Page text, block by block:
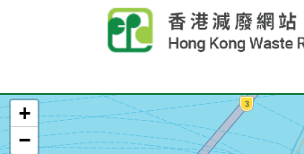
Skip to main content
首页
+
−